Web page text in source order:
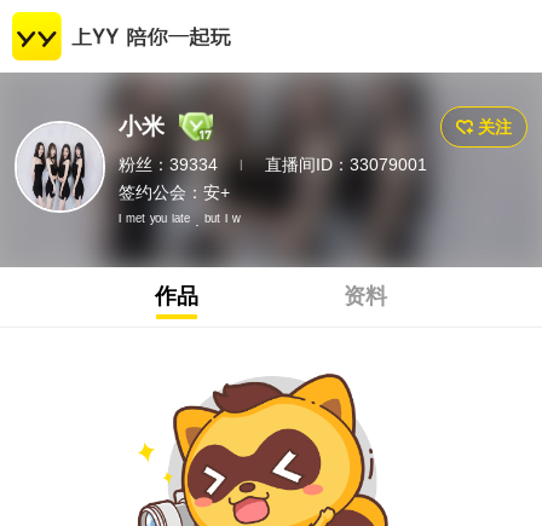
小米
粉丝：39334 |
直播间ID：33079001
签约公会： 安+
ᴵ ᵐᵉᵗ ʸᵒᵘ ˡᵃᵗᵉ . ᵇᵘᵗ ᴵ ʷ
关注
作品 资料